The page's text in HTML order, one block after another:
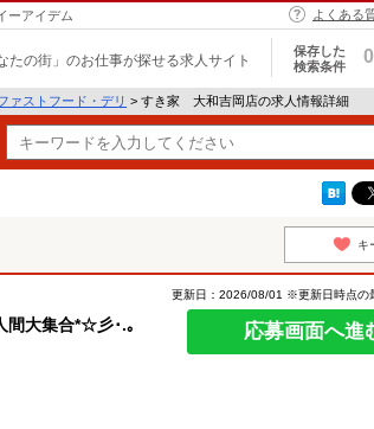
ーアイデム よくある
たの街」のお仕事が探せる求人サイト
保存した
検索条件
0
ァストフード・デリ > すき家 大和吉岡店の求人情報詳細
キ
間大集合*☆彡･.｡
更新日：2026/08/01 ※更新日時点の
応募画面へ進